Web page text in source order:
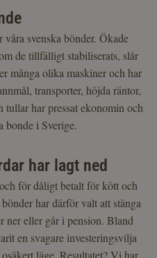
svenska bönder. Ökade
de tillfälligt stabiliserats, slår
många olika maskiner och har
transporter, höjda räntor,
har pressat ekonomin och
bonde i Sverige.
har lagt ned
för dåligt betalt för kött och
har därför valt att stänga
ner eller går i pension. Bland
en svagare investeringsvilja
läge. Resultatet? Vi har